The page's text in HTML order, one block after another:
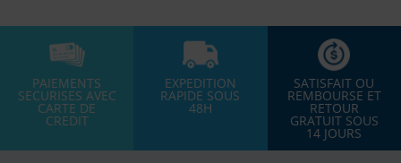
PAIEMENTS
SECURISES AVEC
CARTE DE
CREDIT
EXPEDITION
RAPIDE SOUS
48H
SATISFAIT OU
REMBOURSE ET
RETOUR
GRATUIT SOUS
14 JOURS